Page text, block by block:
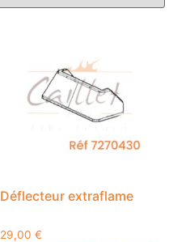
Déflecteur extraflame
29,00 €